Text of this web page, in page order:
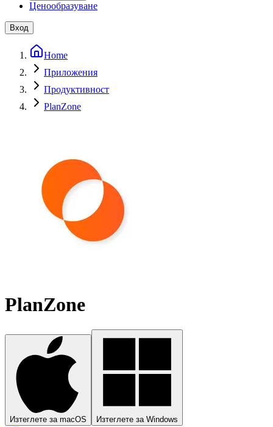
Ценообразуване
Вход
Home
Приложения
Продуктивност
PlanZone
PlanZone
Изтеглете за macOS Изтеглете за Windows